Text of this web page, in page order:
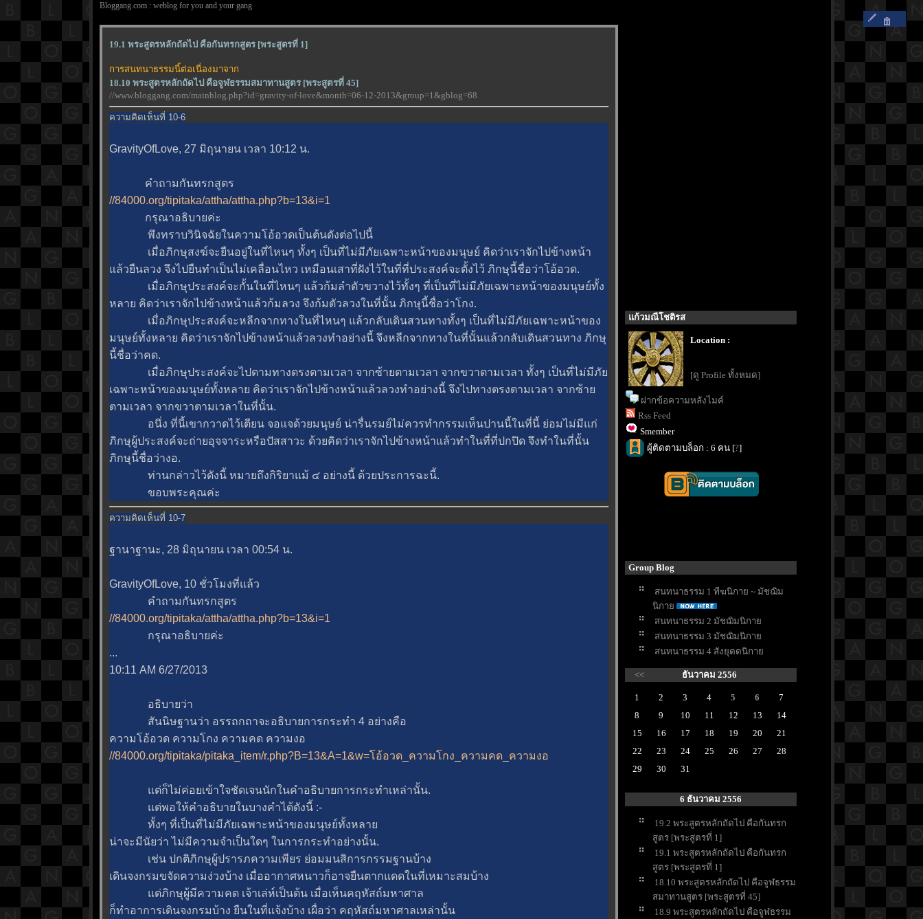
Bloggang.com : weblog for you and your gang
19.1 พระสูตรหลักถัดไป คือกันทรกสูตร [พระสูตรที่ 1]
การสนทนาธรรมนี้ต่อเนื่องมาจาก
18.10 พระสูตรหลักถัดไป คือจูฬธรรมสมาทานสูตร [พระสูตรที่ 45]
//www.bloggang.com/mainblog.php?id=gravity-of-love&month=06-12-2013&group=1&gblog=68
ความคิดเห็นที่ 10-6
GravityOfLove, 27 มิถุนายน เวลา 10:12 น.
คำถามกันทรกสูตร
//84000.org/tipitaka/attha/attha.php?b=13&i=1
กรุณาอธิบายค่ะ
พึงทราบวินิจฉัยในความโอ้อวดเป็นต้นดังต่อไปนี้
เมื่อภิกษุสงฆ์จะยืนอยู่ในที่ไหนๆ ทั้งๆ เป็นที่ไม่มีภัยเฉพาะหน้าของมนุษย์ คิดว่าเราจักไปข้างหน้า
ล้วยืนลวง จึงไปยืนทำเป็นไม่เคลื่อนไหว เหมือนเสาที่ฝังไว้ในที่ที่ประสงค์จะตั้งไว้ ภิกษุนี้ชื่อว่าโอ้อวด.
เมื่อภิกษุประสงค์จะกั้นในที่ไหนๆ แล้วก้มลำตัวขวางไว้ทั้งๆ ที่เป็นที่ไม่มีภัยเฉพาะหน้าของมนุษย์ทั้ง
หลาย คิดว่าเราจักไปข้างหน้าแล้วก้มลวง จึงก้มตัวลวงในที่นั้น ภิกษุนี้ชื่อว่าโกง.
เมื่อภิกษุประสงค์จะหลีกจากทางในที่ไหนๆ แล้วกลับเดินสวนทางทั้งๆ เป็นที่ไม่มีภัยเฉพาะหน้าของ
มนุษย์ทั้งหลาย คิดว่าเราจักไปข้างหน้าแล้วลวงทำอย่างนี้ จึงหลีกจากทางในที่นั้นแล้วกลับเดินสวนทาง ภิกษุ
นี้ชื่อว่าคด.
เมื่อภิกษุประสงค์จะไปตามทางตรงตามเวลา จากซ้ายตามเวลา จากขวาตามเวลา ทั้งๆ เป็นที่ไม่มีภั
เฉพาะหน้าของมนุษย์ทั้งหลาย คิดว่าเราจักไปข้างหน้าแล้วลวงทำอย่างนี้ จึงไปทางตรงตามเวลา จากซ้า
ตามเวลา จากขวาตามเวลาในที่นั้น.
อนึ่ง ที่นี้เขากวาดไว้เตียน จอแจด้วยมนุษย์ น่ารื่นรมย์ไม่ควรทำกรรมเห็นปานนี้ในที่นี้ ย่อมไม่มีแก่
ภิกษุผู้ประสงค์จะถ่ายอุจจาระหรือปัสสาวะ ด้วยคิดว่าเราจักไปข้างหน้าแล้วทำในที่ที่ปกปิด จึงทำในที่นั้น
ภิกษุนี้ชื่อว่างอ.
ท่านกล่าวไว้ดังนี้ หมายถึงกิริยาแม้ ๔ อย่างนี้ ด้วยประการฉะนี้.
ขอบพระคุณค่ะ
ความคิดเห็นที่ 10-7
ฐานาฐานะ, 28 มิถุนายน เวลา 00:54 น.
GravityOfLove, 10 ชั่วโมงที่แล้ว
คำถามกันทรกสูตร
//84000.org/tipitaka/attha/attha.php?b=13&i=1
กรุณาอธิบายค่ะ
...
10:11 AM 6/27/2013
อธิบายว่า
สันนิษฐานว่า อรรถกถาจะอธิบายการกระทำ 4 อย่างคือ
ความโอ้อวด ความโกง ความคด ความงอ
//84000.org/tipitaka/pitaka_item/r.php?B=13&A=1&w=โอ้อวด_ความโกง_ความคด_ความงอ
ต่ก็ไม่ค่อยเข้าใจชัดเจนนักในคำอธิบายการกระทำเหล่านั้น.
ต่พอให้คำอธิบายในบางคำได้ดังนี้ :-
ทั้งๆ ที่เป็นที่ไม่มีภัยเฉพาะหน้าของมนุษย์ทั้งหลา
น่าจะมีนัยว่า ไม่มีความจำเป็นใดๆ ในการกระทำอย่างนั้น.
เช่น ปกติภิกษุผู้ปรารภความเพียร ย่อมมนสิการกรรมฐานบ้าง
เดินจงกรมขจัดความง่วงบ้าง เมื่ออากาศหนาวก็อาจยืนตากแดดในที่เหมาะสมบ้าง
ต่ภิกษุผู้มีความคด เจ้าเล่ห์เป็นต้น เมื่อเห็นคฤหัสถ์มหาศาล
ก็ทำอาการเดินจงกรมบ้าง ยืนในที่แจ้งบ้าง เผื่อว่า คฤหัสถ์มหาศาลเหล่านั้น
ก้วมณีโชติรส
Location :
[ดู Profile ทั้งหมด]
ฝากข้อความหลังไมค์
Rss Feed
Smember
ผู้ติดตามบล็อก : 6 คน [?]
Group Blog
สนทนาธรรม 1 ทีฆนิกาย ~ มัชฌิม
นิกา
สนทนาธรรม 2 มัชฌิมนิกา
สนทนาธรรม 3 มัชฌิมนิกา
สนทนาธรรม 4 สังยุตตนิกา
<< ธันวาคม 2556
1 2 3 4 5 6
7
8
9 10 11 12 13
14
15
16 17 18 19 20
21
22
23 24 25 26 27
28
29
30 31
6 ธันวาคม 2556
19.2 พระสูตรหลักถัดไป คือกันทรก
สูตร [พระสูตรที่ 1]
19.1 พระสูตรหลักถัดไป คือกันทรก
สูตร [พระสูตรที่ 1]
18.10 พระสูตรหลักถัดไป คือจูฬธรรม
สมาทานสูตร [พระสูตรที่ 45]
18.9 พระสูตรหลักถัดไป คือจูฬธรรม